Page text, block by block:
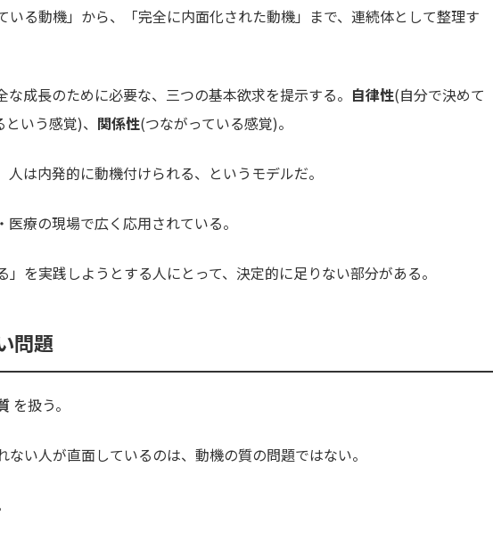
いる動機」から、「完全に内面化された動機」まで、連続体として整理す
な成長のために必要な、三つの基本欲求を提示する。 自律性(自分で決めて
いう感覚)、 関係性(つながっている感覚)。
人は内発的に動機付けられる、というモデルだ。
療の現場で広く応用されている。
」を実践しようとする人にとって、決定的に足りない部分がある。
問題
を扱う。
ない人が直面しているのは、動機の質の問題ではない。